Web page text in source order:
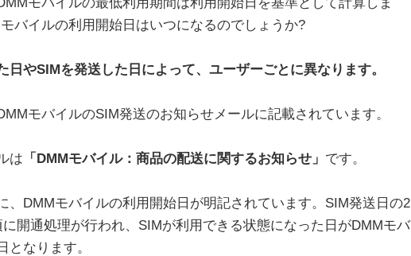
バイルの利用開始日はいつになるのでしょうか?
日やSIMを発送した日によって、ユーザーごとに異なります。
モバイルのSIM発送のお知らせメールに記載されています。
は 「DMMモバイル：商品の配送に関するお知らせ」 です。
、DMMモバイルの利用開始日が明記されています。SIM発送日の2
に開通処理が行われ、SIMが利用できる状態になった日がDMMモバ
となります。